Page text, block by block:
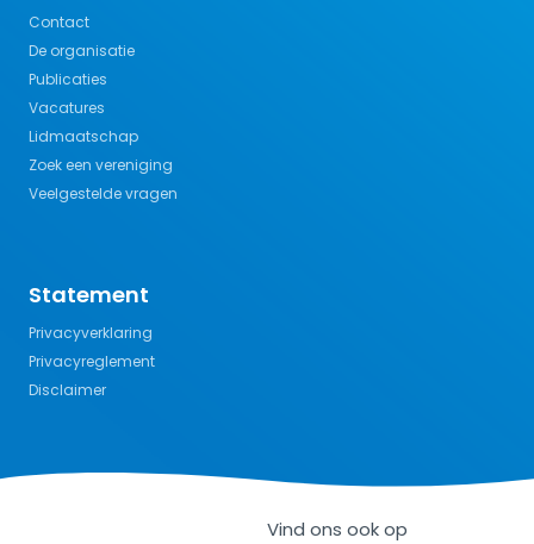
Contact
De organisatie
Publicaties
Vacatures
Lidmaatschap
Zoek een vereniging
Veelgestelde vragen
Statement
Privacyverklaring
Privacyreglement
Disclaimer
Vind ons ook op